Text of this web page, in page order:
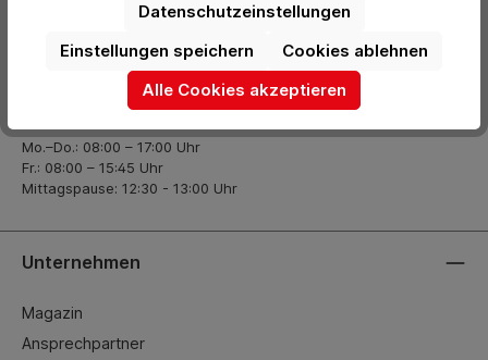
+49 (0) 2261-7099 14
info@hermann-direkt.de
Öffnungszeiten
Mo.–Do.: 08:00 – 17:00 Uhr
Fr.: 08:00 – 15:45 Uhr
Mittagspause: 12:30 - 13:00 Uhr
Unternehmen
Magazin
Ansprechpartner
Datenschutzeinstellungen
Cookies ablehnen
Einstellungen speichern
Alle Cookies akzeptieren